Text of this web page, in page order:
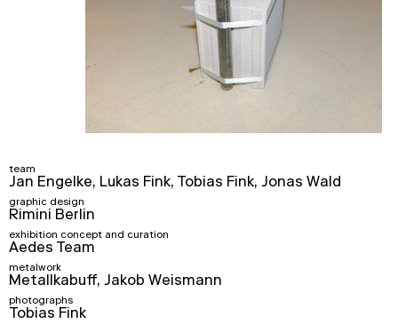
team
Jan Engelke, Lukas Fink, Tobias Fink, Jonas Wald
graphic design
Rimini Berlin
exhibition concept and curation
Aedes Team
metalwork
Metallkabuff, Jakob Weismann
photographs
Tobias Fink